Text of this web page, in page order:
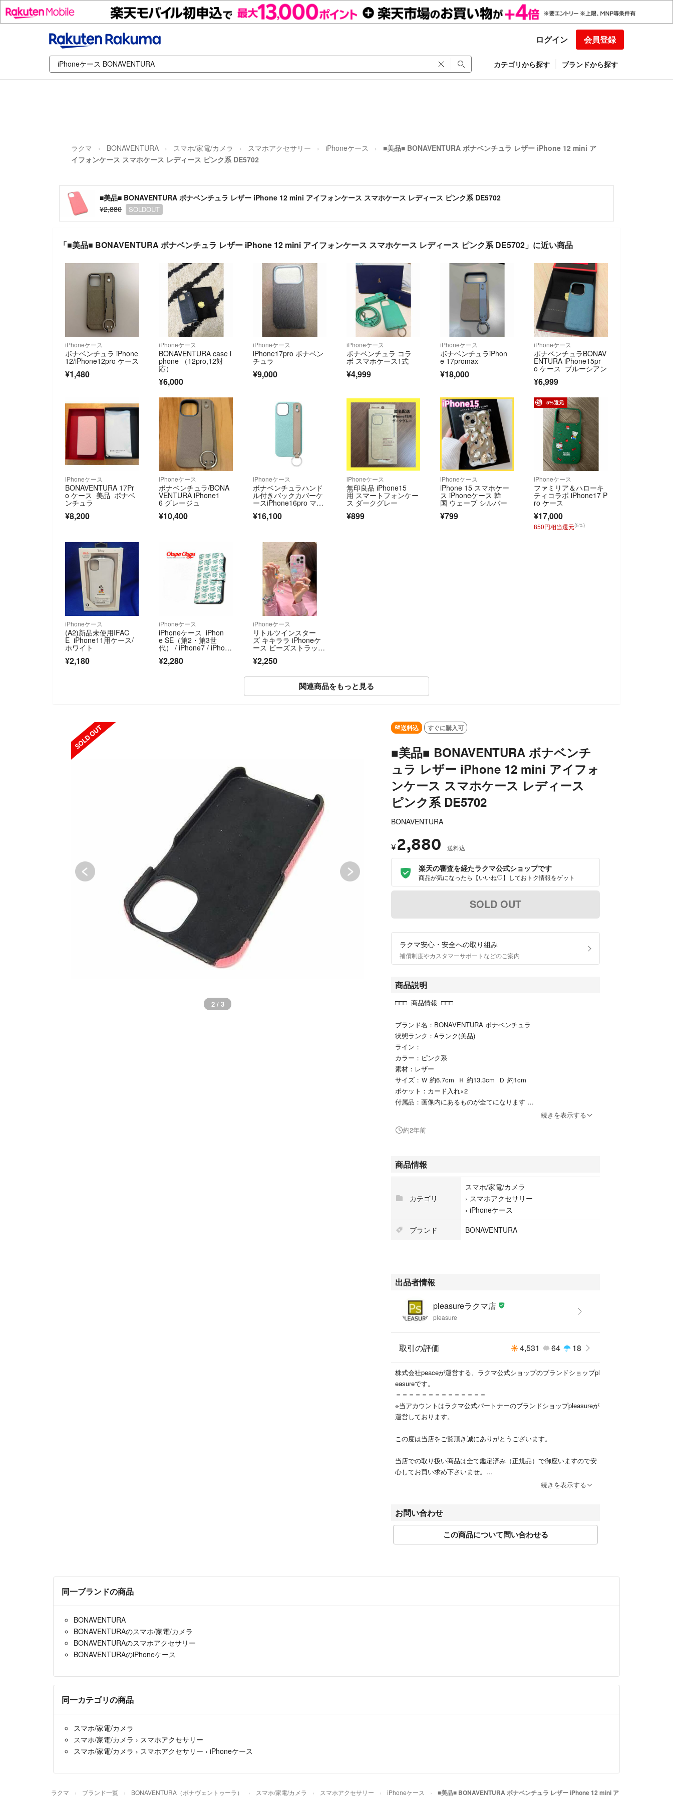
ログイン 会員登録
カテゴリから探す ブランドから探す
ラクマ BONAVENTURA スマホ/家電/カメラ スマホアクセサリー iPhoneケース
■美品■ BONAVENTURA ボナベンチュラ レザー iPhone 12 mini ア
イフォンケース スマホケース レディース ピンク系 DE5702
■美品■ BONAVENTURA ボナベンチュラ レザー iPhone 12 mini アイフォンケース スマホケース レディース ピンク系 DE5702
¥2,880
SOLDOUT
「■美品■ BONAVENTURA ボナベンチュラ レザー iPhone 12 mini アイフォンケース スマホケース レディース ピンク系 DE5702」に近い商品
iPhoneケース
ボナベンチュラ iPhone
12/iPhone12pro ケース
¥1,480
iPhoneケース
BONAVENTURA case i
phone （12pro,12対
応）
¥6,000
iPhoneケース
iPhone17pro ボナベン
チュラ
¥9,000
iPhoneケース
ボナベンチュラ コラ
ボ スマホケース1式
¥4,999
iPhoneケース
ボナベンチュラiPhon
e 17promax
¥18,000
iPhoneケース
ボナベンチュラBONAV
ENTURA iPhone15pr
o ケース ブルーシアン
¥6,999
iPhoneケース
BONAVENTURA 17Pr
o ケース 美品 ボナベ
ンチュラ
¥8,200
iPhoneケース
ボナベンチュラ/BONA
VENTURA iPhone1
6 グレージュ
¥10,400
iPhoneケース
ボナベンチュラハンド
ル付きバックカバーケ
ースiPhone16pro マー
¥16,100
iPhoneケース
無印良品 iPhone15
用 スマートフォンケー
ス ダークグレー
¥899
iPhoneケース
iPhone 15 スマホケー
ス iPhoneケース 韓
国 ウェーブ シルバー
¥799
5%還元
iPhoneケース
ファミリア＆ハローキ
ティコラボ iPhone17 P
ro ケース
¥17,000
850円相当還元(5%)
iPhoneケース
(A2)新品未使用IFAC
E iPhone11用ケース/
ホワイト
¥2,180
iPhoneケース
iPhoneケース iPhon
e SE（第2・第3世
代） / iPhone7 / iPhon
¥2,280
iPhoneケース
リトルツインスター
ズ キキララ iPhoneケ
ース ビーズストラップ
¥2,250
関連商品をもっと見る
SOLD OUT
2 / 3
送料込 すぐに購入可
■美品■ BONAVENTURA ボナベンチ
ュラ レザー iPhone 12 mini アイフォ
ンケース スマホケース レディース
ピンク系 DE5702
BONAVENTURA
¥ 2,880 送料込
楽天の審査を経たラクマ公式ショップです
商品が気になったら【いいね♡】しておトク情報をゲット
SOLD OUT
ラクマ安心・安全への取り組み
補償制度やカスタマーサポートなどのご案内
商品説明
□□□ 商品情報 □□□
ブランド名：BONAVENTURA ボナベンチュラ
状態ランク：Aランク(美品)
ライン：
カラー：ピンク系
素材：レザー
サイズ：Ｗ 約6.7cm Ｈ 約13.3cm Ｄ 約1cm
ポケット：カード入れ×2
付属品：画像内にあるものが全てになります
□□□ 状態ランクについて □□□
【S】 未使用品（展示品など）
【A】 傷汚れが少なく状態の良い商品
【B】 程よい使用感や多少の傷、汚れはあるが程度良好の商品
【C】 使用感の他、目立つ傷や汚れが見れる商品
その為、個人差による主観の差が生じる場合も御座いますので、あら
かじめご了承頂いた上で、ご検討下さいませ。
pleasure（株式会社peace）が販売しています。
出品中の商品につきましては全て正規品(本物）でございます。
（古物許可証第305521507463東京都公安委員会）
All the products currently on sale are genuine and authentic.
続きを表示する
約2年前
商品情報
カテゴリ
スマホ/家電/カメラ
› スマホアクセサリー
› iPhoneケース
ブランド
BONAVENTURA
出品者情報
pleasureラクマ店
pleasure
取引の評価 4,531 64 18
株式会社peaceが運営する、ラクマ公式ショップのブランドショップpl
easureです。
＝＝＝＝＝＝＝＝＝＝＝＝＝＝
※当アカウントはラクマ公式パートナーのブランドショップpleasureが
運営しております。
この度は当店をご覧頂き誠にありがとうございます。
当店での取り扱い商品は全て鑑定済み（正規品）で御座いますので安
心してお買い求め下さいませ。
第305521507463号/東京都公安委員会 /古物商許可証
適格請求書登録番号 T2011501020797
＝＝＝＝＝＝＝＝＝＝＝＝＝＝
続きを表示する
お問い合わせ
この商品について問い合わせる
同一ブランドの商品
BONAVENTURA
BONAVENTURAのスマホ/家電/カメラ
BONAVENTURAのスマホアクセサリー
BONAVENTURAのiPhoneケース
同一カテゴリの商品
スマホ/家電/カメラ
スマホ/家電/カメラ › スマホアクセサリー
スマホ/家電/カメラ › スマホアクセサリー › iPhoneケース
ラクマ ブランド一覧 BONAVENTURA（ボナヴェントゥーラ） スマホ/家電/カメラ スマホアクセサリー iPhoneケース ■美品■ BONAVENTURA ボナベンチュラ レザー iPhone 12 mini ア